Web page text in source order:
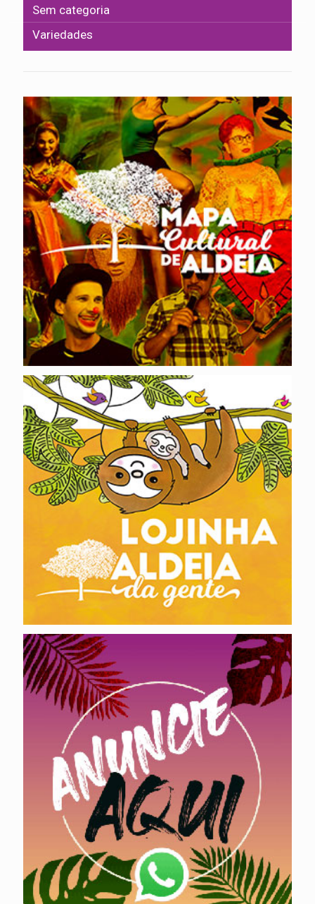
Sem categoria
Variedades